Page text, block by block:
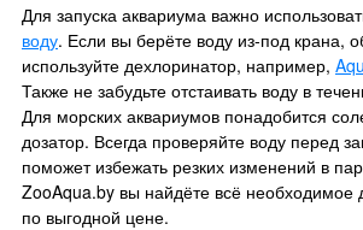
Для запуска аквариума важно
воду. Если вы берёте воду из-под крана,
используйте дехлоринатор, например,
Также не забудьте отстаивать воду в
Для морских аквариумов понадобится
дозатор. Всегда проверяйте воду перед
поможет избежать резких изменений в
ZooAqua.by вы найдёте всё необходимое
по выгодной цене.